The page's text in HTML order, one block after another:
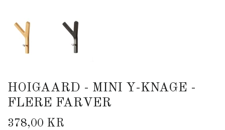
HOIGAARD - MINI Y-KNAGE -
FLERE FARVER
378,00 KR